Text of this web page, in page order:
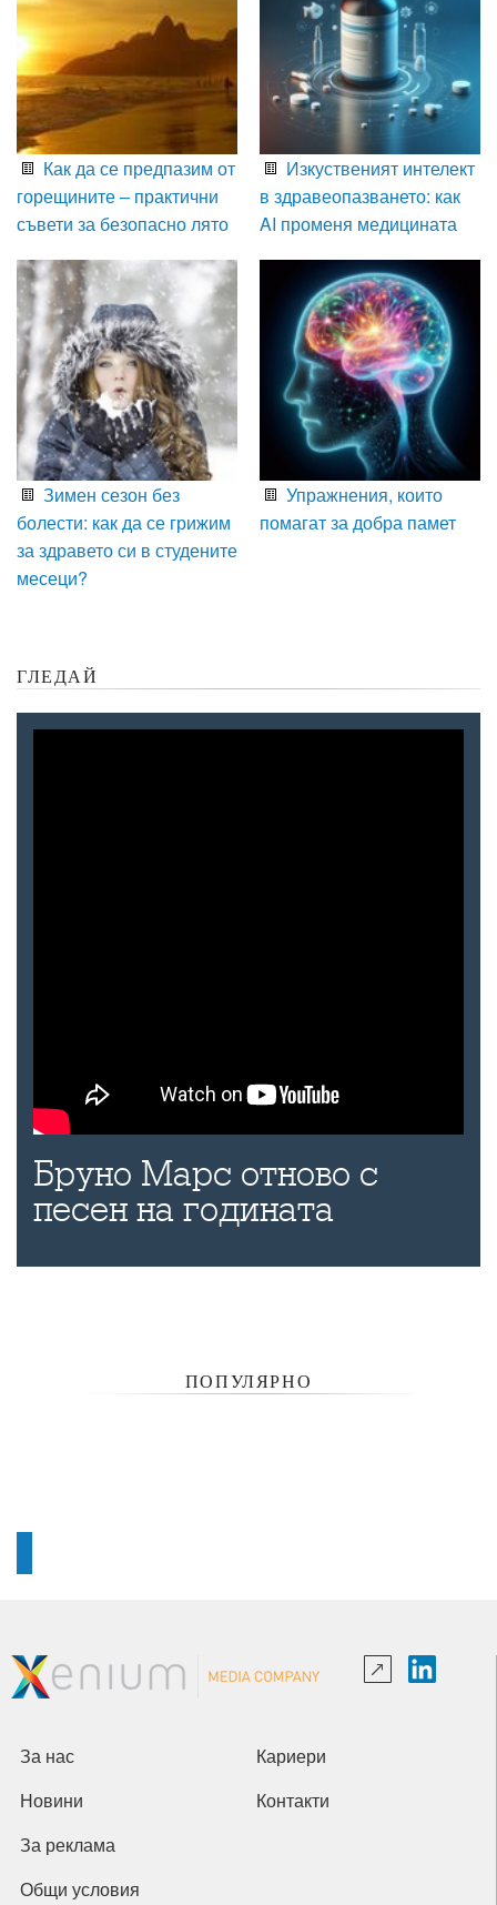
Как да се предпазим от
горещините – практични
съвети за безопасно лято
Изкуственият интелект
в здравеопазването: как
AI променя медицината
Зимен сезон без
болести: как да се грижим
за здравето си в студените
месеци?
Упражнения, които
помагат за добра памет
ГЛЕДАЙ
Бруно Марс отново с
песен на годината
ПОПУЛЯРНО
За нас Кариери
Новини Контакти
За реклама
Общи условия